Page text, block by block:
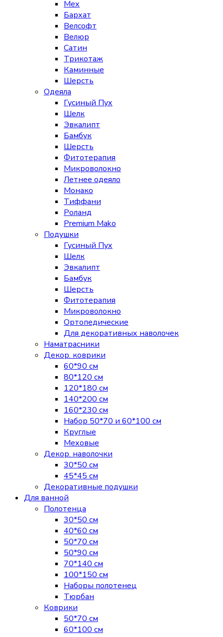
Мех
Бархат
Велсофт
Велюр
Сатин
Трикотаж
Каминные
Шерсть
Одеяла
Гусиный Пух
Шелк
Эвкалипт
Бамбук
Шерсть
Фитотерапия
Микроволокно
Летнее одеяло
Монако
Тиффани
Роланд
Premium Mako
Подушки
Гусиный Пух
Шелк
Эвкалипт
Бамбук
Шерсть
Фитотерапия
Микроволокно
Ортопедические
Для декоративных наволочек
Наматрасники
Декор. коврики
60*90 см
80*120 см
120*180 см
140*200 см
160*230 см
Набор 50*70 и 60*100 см
Круглые
Меховые
Декор. наволочки
30*50 см
45*45 см
Декоративные подушки
Для ванной
Полотенца
30*50 см
40*60 см
50*70 см
50*90 см
70*140 см
100*150 см
Наборы полотенец
Тюрбан
Коврики
50*70 см
60*100 см